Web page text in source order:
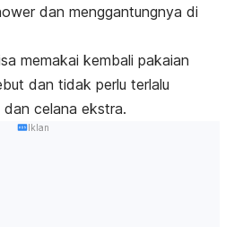
dan menggantungnya di
memakai kembali pakaian
dan tidak perlu terlalu
celana ekstra.
Iklan